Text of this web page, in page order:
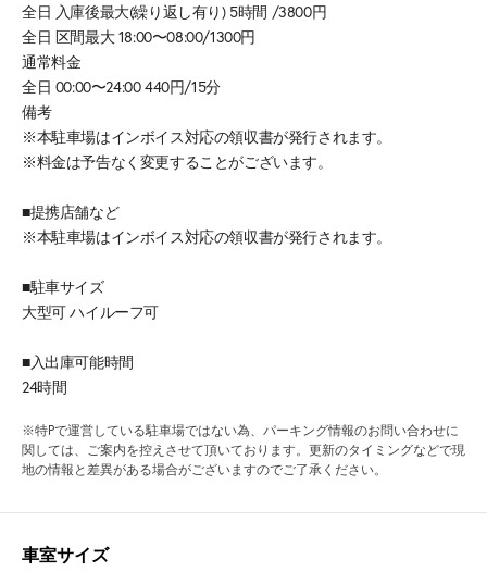
全日 入庫後最大(繰り返し有り) 5時間 /3800円
全日 区間最大 18:00〜08:00/1300円
通常料金
全日 00:00〜24:00 440円/15分
備考
※本駐車場はインボイス対応の領収書が発行されます。
※料金は予告なく変更することがございます。
■提携店舗など
※本駐車場はインボイス対応の領収書が発行されます。
■駐車サイズ
大型可 ハイルーフ可
■入出庫可能時間
24時間
※特Pで運営している駐車場ではない為、パーキング情報のお問い合わせに
関しては、ご案内を控えさせて頂いております。更新のタイミングなどで現
地の情報と差異がある場合がございますのでご了承ください。
車室サイズ